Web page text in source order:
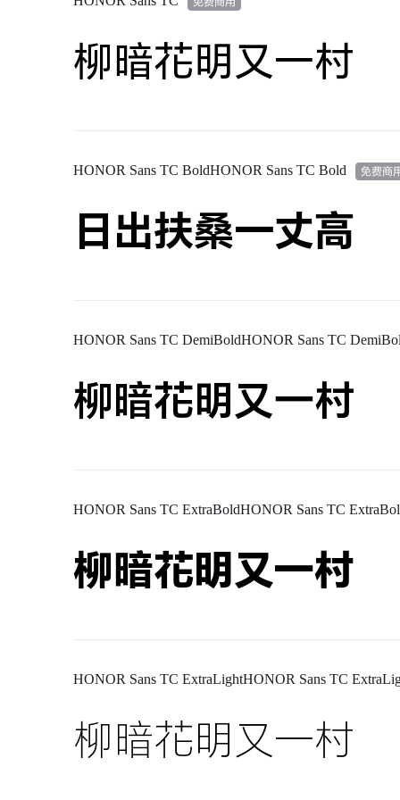
柳暗花明又一村
HONOR Sans TC BoldHONOR Sans TC Bold
日出扶桑一丈高
HONOR Sans TC DemiBoldHONOR Sans TC
柳暗花明又一村
HONOR Sans TC ExtraBoldHONOR Sans TC
柳暗花明又一村
HONOR Sans TC ExtraLightHONOR Sans TC
柳暗花明又一村